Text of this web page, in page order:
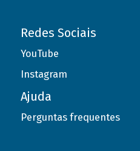
Redes Sociais
YouTube
Instagram
Ajuda
Perguntas frequentes